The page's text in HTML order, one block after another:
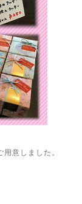
意しました。